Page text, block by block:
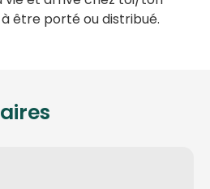
être porté ou distribué.